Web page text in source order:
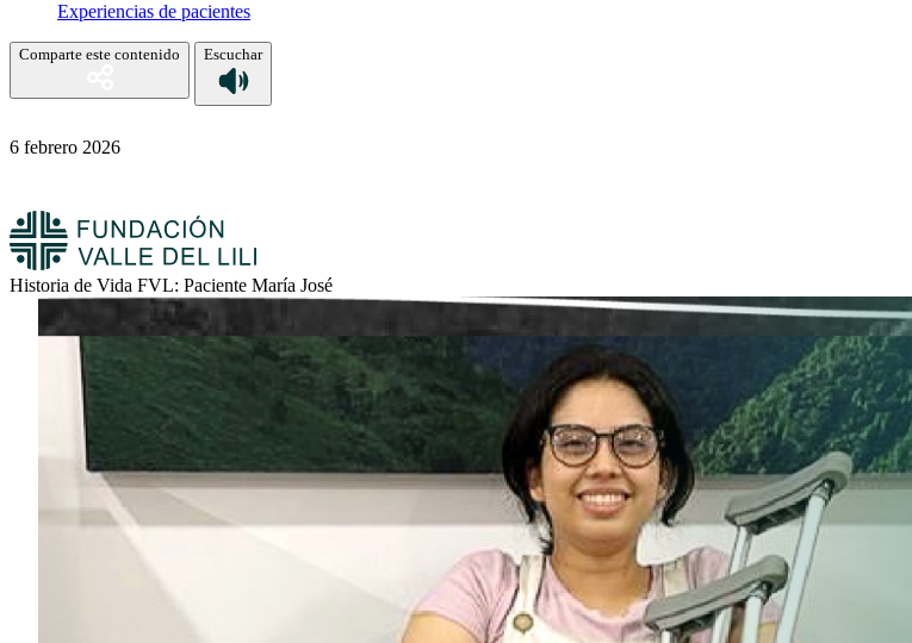
Experiencias de pacientes
Comparte este contenido Escuchar
6 febrero 2026
Historia de Vida FVL: Paciente María José